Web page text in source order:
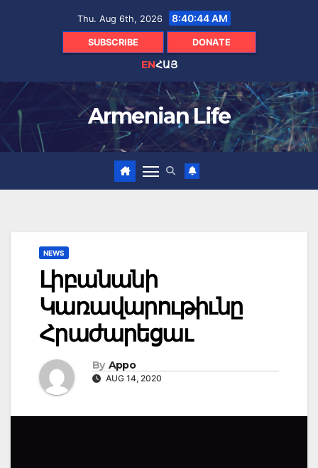
Thu. Aug 6th, 2026 8:40:44 AM
SUBSCRIBE DONATE
ENՀԱՅ
Armenian Life
NEWS
Լիբանանի
Կառավարութիւնը
Հրաժարեցաւ
By Appo
AUG 14, 2020